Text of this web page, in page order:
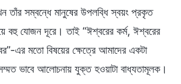
তাঁর সম্বন্ধে মানুষের উপলব্ধি স্বয়ং প্রকৃত
বহু যোজন দূরে। তাই “ঈশ্বরের কর্ম, ঈশ্বরের
এর মতো বিষয়ের ক্ষেত্রে আমাদের একটা
ভাবে আলোচনায় যুক্ত হওয়াটা বাধ্যতামূলক।